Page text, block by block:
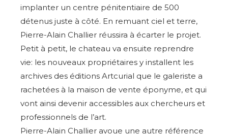
Adresse email*
Nom
Prénom
implanter un centre pénitentiaire de 500
détenus juste à côté. En remuant ciel et terre,
Pierre-Alain Challier réussira à écarter le projet.
Petit à petit, le chateau va ensuite reprendre
vie: les nouveaux propriétaires y installent les
archives des éditions Artcurial que le galeriste a
rachetées à la maison de vente éponyme, et qui
vont ainsi devenir accessibles aux chercheurs et
professionnels de l’art.
Pierre-Alain Challier avoue une autre référence